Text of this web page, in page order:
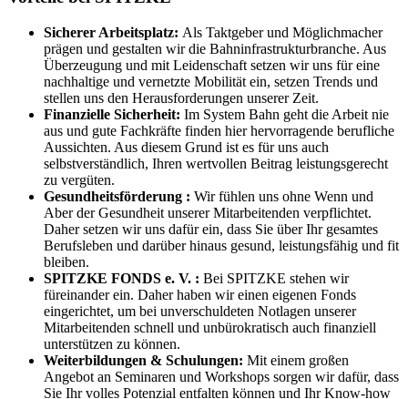
Sicherer Arbeitsplatz: Als Taktgeber und Möglichmacher
prägen und gestalten wir die Bahninfrastrukturbranche. Aus
Überzeugung und mit Leidenschaft setzen wir uns für eine
nachhaltige und vernetzte Mobilität ein, setzen Trends und
stellen uns den Herausforderungen unserer Zeit.
Finanzielle Sicherheit: Im System Bahn geht die Arbeit nie
aus und gute Fachkräfte finden hier hervorragende berufliche
Aussichten. Aus diesem Grund ist es für uns auch
selbstverständlich, Ihren wertvollen Beitrag leistungsgerecht
zu vergüten.
Gesundheitsförderung : Wir fühlen uns ohne Wenn und
Aber der Gesundheit unserer Mitarbeitenden verpflichtet.
Daher setzen wir uns dafür ein, dass Sie über Ihr gesamtes
Berufsleben und darüber hinaus gesund, leistungsfähig und fit
bleiben.
SPITZKE FONDS e. V. : Bei SPITZKE stehen wir
füreinander ein. Daher haben wir einen eigenen Fonds
eingerichtet, um bei unverschuldeten Notlagen unserer
Mitarbeitenden schnell und unbürokratisch auch finanziell
unterstützen zu können.
Weiterbildungen & Schulungen: Mit einem großen
Angebot an Seminaren und Workshops sorgen wir dafür, dass
Sie Ihr volles Potenzial entfalten können und Ihr Know-how